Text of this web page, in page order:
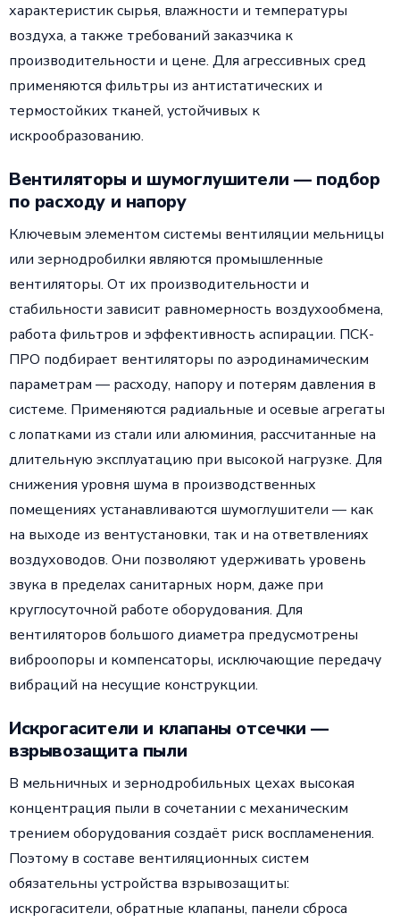
характеристик сырья, влажности и температуры
воздуха, а также требований заказчика к
производительности и цене. Для агрессивных сред
применяются фильтры из антистатических и
термостойких тканей, устойчивых к
искрообразованию.
Вентиляторы и шумоглушители — подбор
по расходу и напору
Ключевым элементом системы вентиляции мельницы
или зернодробилки являются промышленные
вентиляторы. От их производительности и
стабильности зависит равномерность воздухообмена,
работа фильтров и эффективность аспирации. ПСК-
ПРО подбирает вентиляторы по аэродинамическим
параметрам — расходу, напору и потерям давления в
системе. Применяются радиальные и осевые агрегаты
с лопатками из стали или алюминия, рассчитанные на
длительную эксплуатацию при высокой нагрузке. Для
снижения уровня шума в производственных
помещениях устанавливаются шумоглушители — как
на выходе из вентустановки, так и на ответвлениях
воздуховодов. Они позволяют удерживать уровень
звука в пределах санитарных норм, даже при
круглосуточной работе оборудования. Для
вентиляторов большого диаметра предусмотрены
виброопоры и компенсаторы, исключающие передачу
вибраций на несущие конструкции.
Искрогасители и клапаны отсечки —
взрывозащита пыли
В мельничных и зернодробильных цехах высокая
концентрация пыли в сочетании с механическим
трением оборудования создаёт риск воспламенения.
Поэтому в составе вентиляционных систем
обязательны устройства взрывозащиты:
искрогасители, обратные клапаны, панели сброса